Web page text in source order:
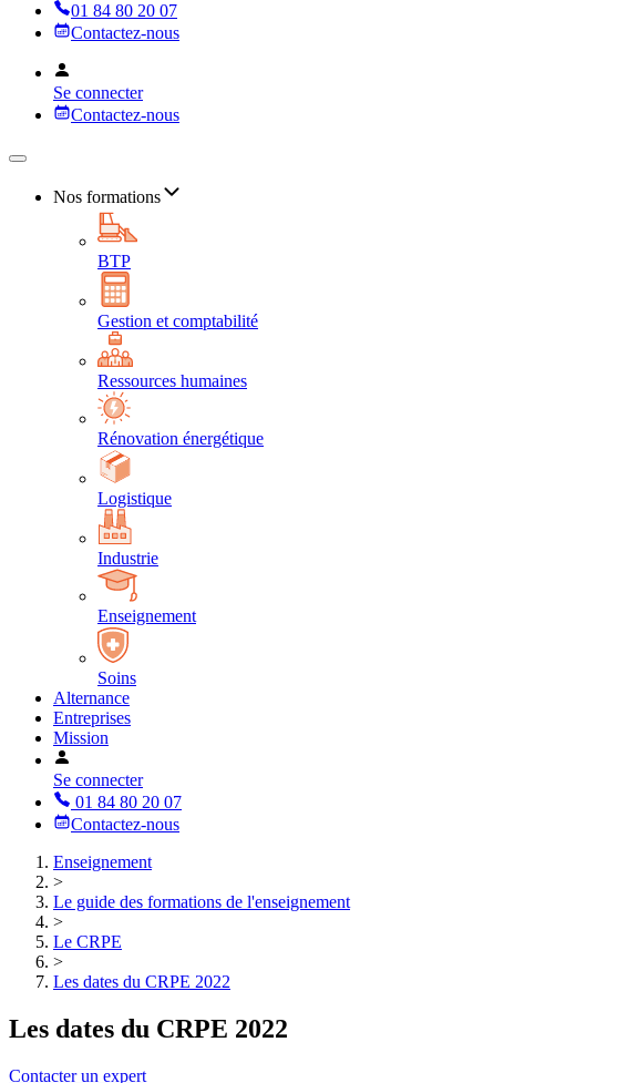
01 84 80 20 07
Contactez-nous
Se connecter
Contactez-nous
Nos formations
BTP
Gestion et comptabilité
Ressources humaines
Rénovation énergétique
Logistique
Industrie
Enseignement
Soins
Alternance
Entreprises
Mission
Se connecter
01 84 80 20 07
Contactez-nous
Enseignement
>
Le guide des formations de l'enseignement
>
Le CRPE
>
Les dates du CRPE 2022
Les dates du CRPE 2022
Contacter un expert